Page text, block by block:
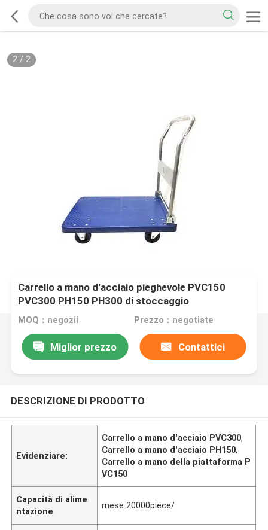
2/ 2
Carrello a mano d'acciaio pieghevole PVC150
PVC300 PH150 PH300 di stoccaggio
MOQ：negozii Prezzo：negotiate
Miglior prezzo Contattici
DESCRIZIONE DI PRODOTTO
Evidenziare:
Carrello a mano d'acciaio PVC300,
Carrello a mano d'acciaio PH150,
Carrello a mano della piattaforma P
VC150
Capacità di alime
ntazione
mese 20000piece/